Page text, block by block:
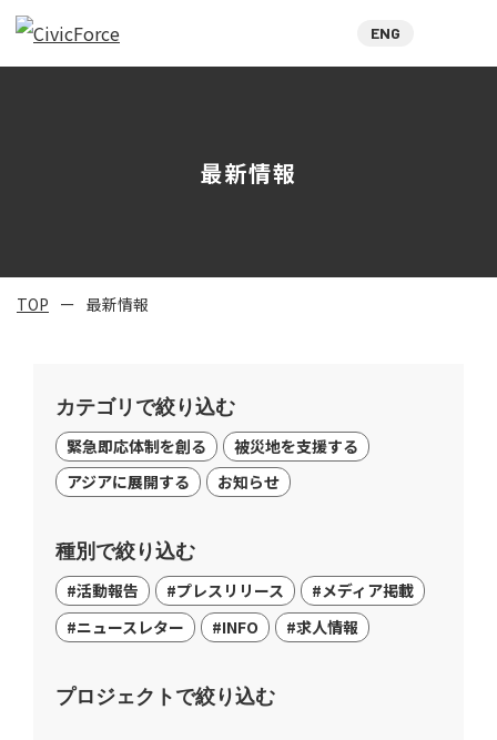
ENG
最新情報
TOP 最新情報
カテゴリで絞り込む
緊急即応体制を創る
被災地を支援する
アジアに展開する
お知らせ
種別で絞り込む
#活動報告 #プレスリリース
#メディア掲載
#ニュースレター
#INFO #求人情報
プロジェクトで絞り込む